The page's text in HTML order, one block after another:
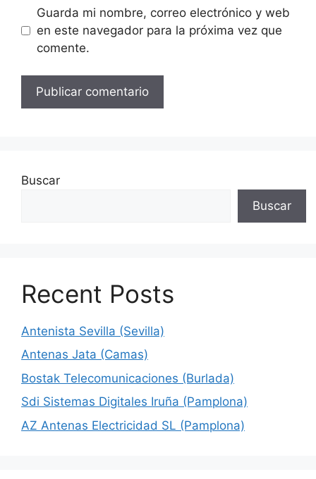
Guarda mi nombre, correo electrónico y web
en este navegador para la próxima vez que
comente.
Buscar
Buscar
Recent Posts
Antenista Sevilla (Sevilla)
Antenas Jata (Camas)
Bostak Telecomunicaciones (Burlada)
Sdi Sistemas Digitales Iruña (Pamplona)
AZ Antenas Electricidad SL (Pamplona)